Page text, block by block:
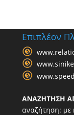
Επιπλέον
ΑΝΑΖΗΤΗΣΗ
αναζήτηση: με